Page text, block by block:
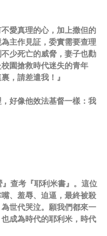
愛真理的心， 加上撒但的
主作見証， 委實需要查理
少死亡的威脅， 妻子也勸
園搶救時代迷失的青年
，請差遣我！ 』
好像他效法基督一樣： 我
』查考『耶利米書』。 這位
、羞辱、迫逼，最終被殺
世代哭泣。 願我們都來一
成為時代的耶利米， 時代